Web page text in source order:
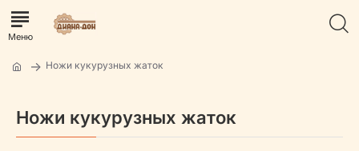
Ножи кукурузных жаток
Ножи кукурузных жаток